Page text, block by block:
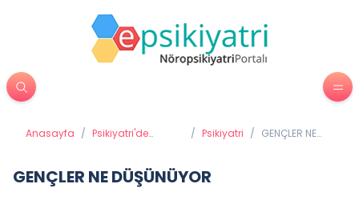
Anasayfa / Psikiyatri'de
/ Psikiyatri / GENÇLER NE
GENÇLER NE DÜŞÜNÜYOR